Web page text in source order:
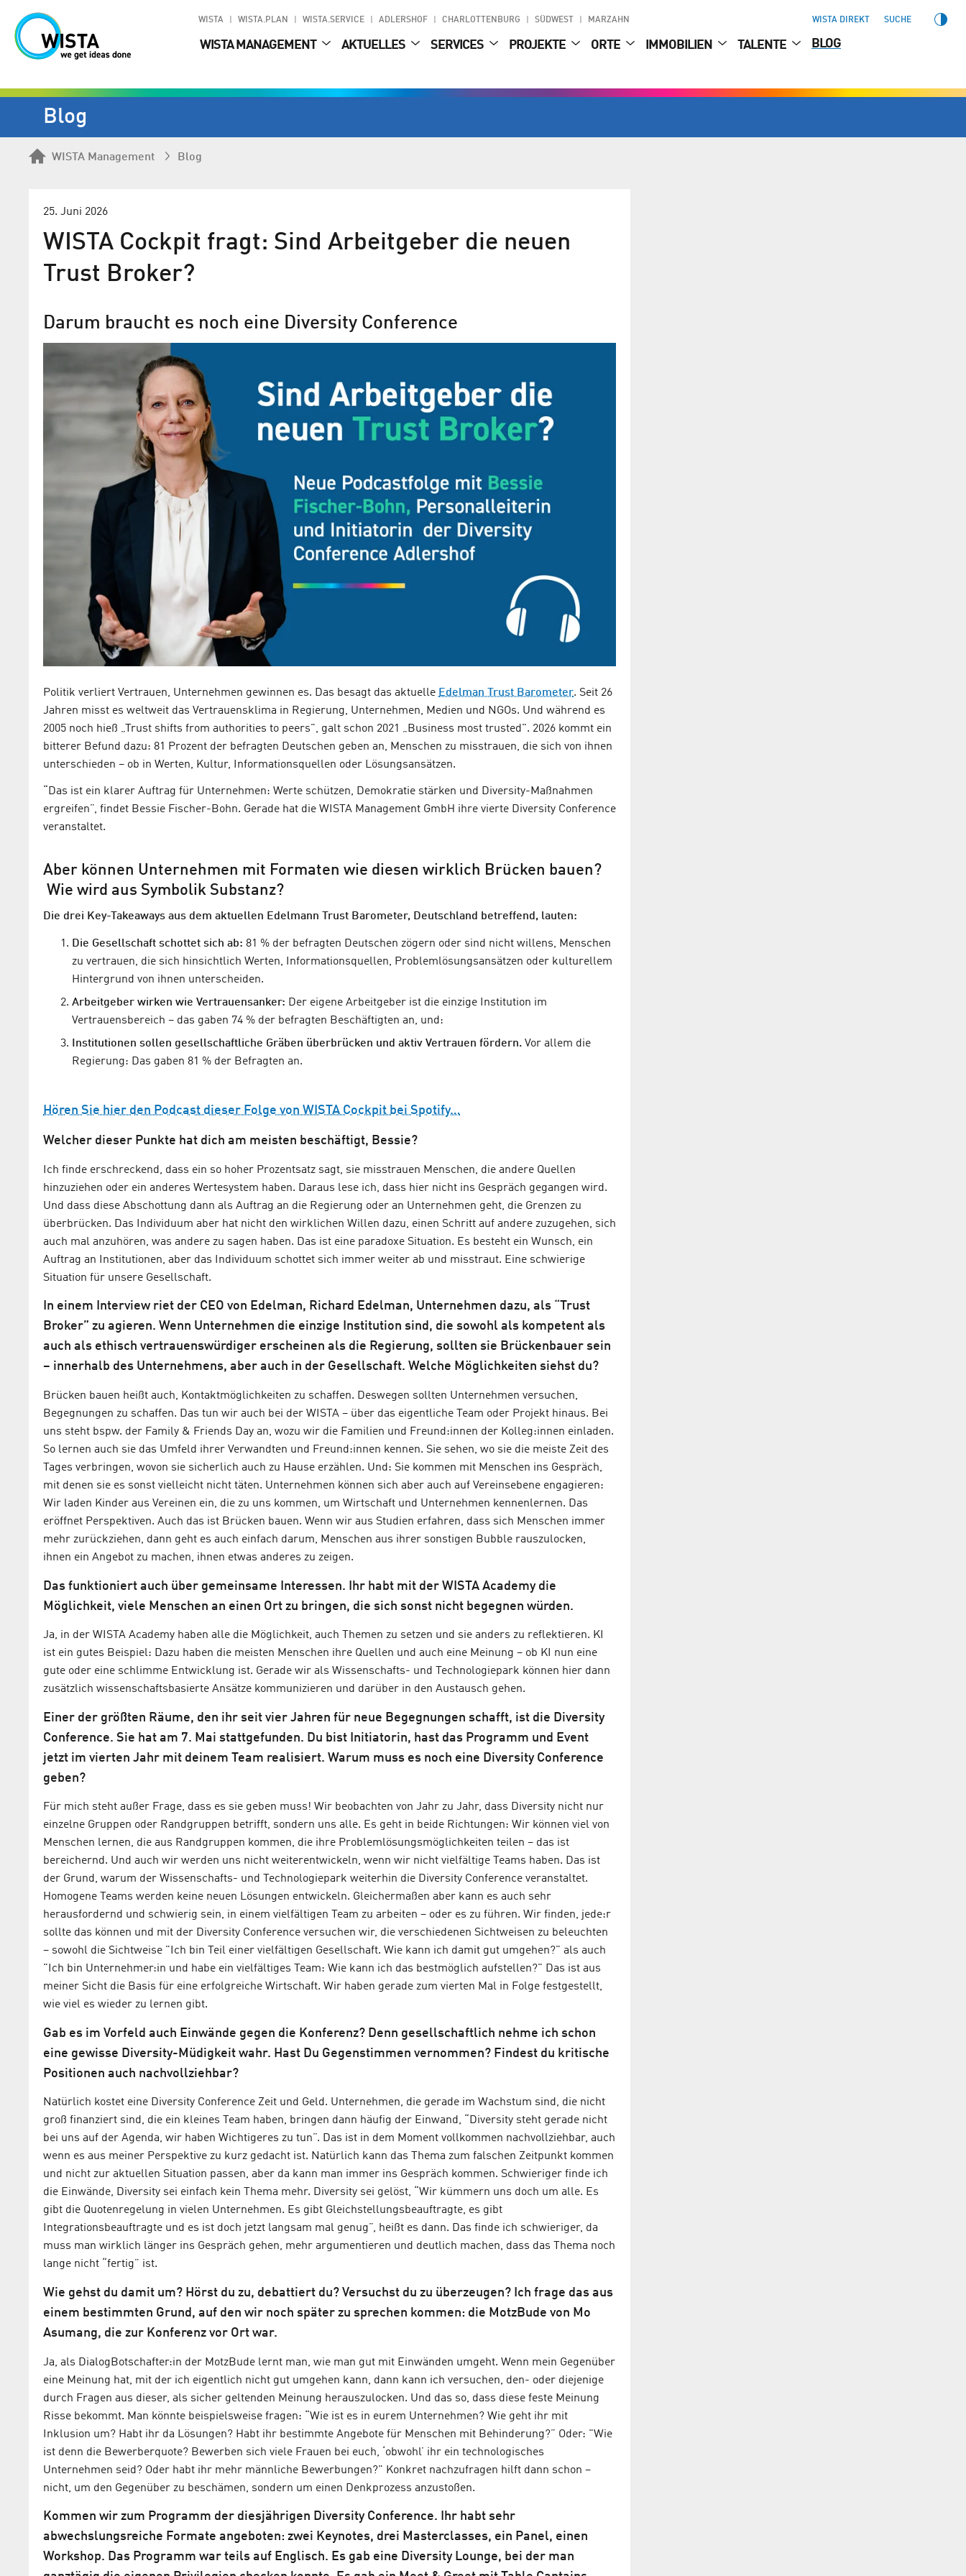
WISTA WISTA.PLAN WISTA.SERVICE ADLERSHOF CHARLOTTENBURG SÜDWEST MARZAHN WISTA DIREKT SUCHE
WISTA MANAGEMENT AKTUELLES SERVICES PROJEKTE ORTE IMMOBILIEN TALENTE BLOG
Blog
WISTA Management Blog
25. Juni 2026
WISTA Cockpit fragt: Sind Arbeitgeber die neuen
Trust Broker?
Darum braucht es noch eine Diversity Conference
Politik verliert Vertrauen, Unternehmen gewinnen es. Das besagt das aktuelle Edelman Trust Barometer. Seit 26
Jahren misst es weltweit das Vertrauensklima in Regierung, Unternehmen, Medien und NGOs. Und während es
2005 noch hieß „Trust shifts from authorities to peers", galt schon 2021 „Business most trusted". 2026 kommt ein
bitterer Befund dazu: 81 Prozent der befragten Deutschen geben an, Menschen zu misstrauen, die sich von ihnen
unterschieden – ob in Werten, Kultur, Informationsquellen oder Lösungsansätzen.
“Das ist ein klarer Auftrag für Unternehmen: Werte schützen, Demokratie stärken und Diversity-Maßnahmen
ergreifen”, findet Bessie Fischer-Bohn. Gerade hat die WISTA Management GmbH ihre vierte Diversity Conference
veranstaltet.
Aber können Unternehmen mit Formaten wie diesen wirklich Brücken bauen?
Wie wird aus Symbolik Substanz?
Die drei Key-Takeaways aus dem aktuellen Edelmann Trust Barometer, Deutschland betreffend, lauten:
Die Gesellschaft schottet sich ab: 81 % der befragten Deutschen zögern oder sind nicht willens, Menschen
zu vertrauen, die sich hinsichtlich Werten, Informationsquellen, Problemlösungsansätzen oder kulturellem
Hintergrund von ihnen unterscheiden.
Arbeitgeber wirken wie Vertrauensanker: Der eigene Arbeitgeber ist die einzige Institution im
Vertrauensbereich – das gaben 74 % der befragten Beschäftigten an, und:
Institutionen sollen gesellschaftliche Gräben überbrücken und aktiv Vertrauen fördern. Vor allem die
Regierung: Das gaben 81 % der Befragten an.
Hören Sie hier den Podcast dieser Folge von WISTA Cockpit bei Spotify…
Welcher dieser Punkte hat dich am meisten beschäftigt, Bessie?
Ich finde erschreckend, dass ein so hoher Prozentsatz sagt, sie misstrauen Menschen, die andere Quellen
hinzuziehen oder ein anderes Wertesystem haben. Daraus lese ich, dass hier nicht ins Gespräch gegangen wird.
Und dass diese Abschottung dann als Auftrag an die Regierung oder an Unternehmen geht, die Grenzen zu
überbrücken. Das Individuum aber hat nicht den wirklichen Willen dazu, einen Schritt auf andere zuzugehen, sich
auch mal anzuhören, was andere zu sagen haben. Das ist eine paradoxe Situation. Es besteht ein Wunsch, ein
Auftrag an Institutionen, aber das Individuum schottet sich immer weiter ab und misstraut. Eine schwierige
Situation für unsere Gesellschaft.
In einem Interview riet der CEO von Edelman, Richard Edelman, Unternehmen dazu, als “Trust
Broker” zu agieren. Wenn Unternehmen die einzige Institution sind, die sowohl als kompetent als
auch als ethisch vertrauenswürdiger erscheinen als die Regierung, sollten sie Brückenbauer sein
– innerhalb des Unternehmens, aber auch in der Gesellschaft. Welche Möglichkeiten siehst du?
Brücken bauen heißt auch, Kontaktmöglichkeiten zu schaffen. Deswegen sollten Unternehmen versuchen,
Begegnungen zu schaffen. Das tun wir auch bei der WISTA – über das eigentliche Team oder Projekt hinaus. Bei
uns steht bspw. der Family & Friends Day an, wozu wir die Familien und Freund:innen der Kolleg:innen einladen.
So lernen auch sie das Umfeld ihrer Verwandten und Freund:innen kennen. Sie sehen, wo sie die meiste Zeit des
Tages verbringen, wovon sie sicherlich auch zu Hause erzählen. Und: Sie kommen mit Menschen ins Gespräch,
mit denen sie es sonst vielleicht nicht täten. Unternehmen können sich aber auch auf Vereinsebene engagieren:
Wir laden Kinder aus Vereinen ein, die zu uns kommen, um Wirtschaft und Unternehmen kennenlernen. Das
eröffnet Perspektiven. Auch das ist Brücken bauen. Wenn wir aus Studien erfahren, dass sich Menschen immer
mehr zurückziehen, dann geht es auch einfach darum, Menschen aus ihrer sonstigen Bubble rauszulocken,
ihnen ein Angebot zu machen, ihnen etwas anderes zu zeigen.
Das funktioniert auch über gemeinsame Interessen. Ihr habt mit der WISTA Academy die
Möglichkeit, viele Menschen an einen Ort zu bringen, die sich sonst nicht begegnen würden.
Ja, in der WISTA Academy haben alle die Möglichkeit, auch Themen zu setzen und sie anders zu reflektieren. KI
ist ein gutes Beispiel: Dazu haben die meisten Menschen ihre Quellen und auch eine Meinung – ob KI nun eine
gute oder eine schlimme Entwicklung ist. Gerade wir als Wissenschafts- und Technologiepark können hier dann
zusätzlich wissenschaftsbasierte Ansätze kommunizieren und darüber in den Austausch gehen.
Einer der größten Räume, den ihr seit vier Jahren für neue Begegnungen schafft, ist die Diversity
Conference. Sie hat am 7. Mai stattgefunden. Du bist Initiatorin, hast das Programm und Event
jetzt im vierten Jahr mit deinem Team realisiert. Warum muss es noch eine Diversity Conference
geben?
Für mich steht außer Frage, dass es sie geben muss! Wir beobachten von Jahr zu Jahr, dass Diversity nicht nur
einzelne Gruppen oder Randgruppen betrifft, sondern uns alle. Es geht in beide Richtungen: Wir können viel von
Menschen lernen, die aus Randgruppen kommen, die ihre Problemlösungsmöglichkeiten teilen – das ist
bereichernd. Und auch wir werden uns nicht weiterentwickeln, wenn wir nicht vielfältige Teams haben. Das ist
der Grund, warum der Wissenschafts- und Technologiepark weiterhin die Diversity Conference veranstaltet.
Homogene Teams werden keine neuen Lösungen entwickeln. Gleichermaßen aber kann es auch sehr
herausfordernd und schwierig sein, in einem vielfältigen Team zu arbeiten – oder es zu führen. Wir finden, jede:r
sollte das können und mit der Diversity Conference versuchen wir, die verschiedenen Sichtweisen zu beleuchten
– sowohl die Sichtweise "Ich bin Teil einer vielfältigen Gesellschaft. Wie kann ich damit gut umgehen?" als auch
"Ich bin Unternehmer:in und habe ein vielfältiges Team: Wie kann ich das bestmöglich aufstellen?" Das ist aus
meiner Sicht die Basis für eine erfolgreiche Wirtschaft. Wir haben gerade zum vierten Mal in Folge festgestellt,
wie viel es wieder zu lernen gibt.
Gab es im Vorfeld auch Einwände gegen die Konferenz? Denn gesellschaftlich nehme ich schon
eine gewisse Diversity-Müdigkeit wahr. Hast Du Gegenstimmen vernommen? Findest du kritische
Positionen auch nachvollziehbar?
Natürlich kostet eine Diversity Conference Zeit und Geld. Unternehmen, die gerade im Wachstum sind, die nicht
groß finanziert sind, die ein kleines Team haben, bringen dann häufig der Einwand, “Diversity steht gerade nicht
bei uns auf der Agenda, wir haben Wichtigeres zu tun”. Das ist in dem Moment vollkommen nachvollziehbar, auch
wenn es aus meiner Perspektive zu kurz gedacht ist. Natürlich kann das Thema zum falschen Zeitpunkt kommen
und nicht zur aktuellen Situation passen, aber da kann man immer ins Gespräch kommen. Schwieriger finde ich
die Einwände, Diversity sei einfach kein Thema mehr. Diversity sei gelöst, “Wir kümmern uns doch um alle. Es
gibt die Quotenregelung in vielen Unternehmen. Es gibt Gleichstellungsbeauftragte, es gibt
Integrationsbeauftragte und es ist doch jetzt langsam mal genug”, heißt es dann. Das finde ich schwieriger, da
muss man wirklich länger ins Gespräch gehen, mehr argumentieren und deutlich machen, dass das Thema noch
lange nicht “fertig” ist.
Wie gehst du damit um? Hörst du zu, debattiert du? Versuchst du zu überzeugen? Ich frage das aus
einem bestimmten Grund, auf den wir noch später zu sprechen kommen: die MotzBude von Mo
Asumang, die zur Konferenz vor Ort war.
Ja, als DialogBotschafter:in der MotzBude lernt man, wie man gut mit Einwänden umgeht. Wenn mein Gegenüber
eine Meinung hat, mit der ich eigentlich nicht gut umgehen kann, dann kann ich versuchen, den- oder diejenige
durch Fragen aus dieser, als sicher geltenden Meinung herauszulocken. Und das so, dass diese feste Meinung
Risse bekommt. Man könnte beispielsweise fragen: “Wie ist es in eurem Unternehmen? Wie geht ihr mit
Inklusion um? Habt ihr da Lösungen? Habt ihr bestimmte Angebote für Menschen mit Behinderung?” Oder: "Wie
ist denn die Bewerberquote? Bewerben sich viele Frauen bei euch, ‘obwohl’ ihr ein technologisches
Unternehmen seid? Oder habt ihr mehr männliche Bewerbungen?" Konkret nachzufragen hilft dann schon –
nicht, um den Gegenüber zu beschämen, sondern um einen Denkprozess anzustoßen.
Kommen wir zum Programm der diesjährigen Diversity Conference. Ihr habt sehr
abwechslungsreiche Formate angeboten: zwei Keynotes, drei Masterclasses, ein Panel, einen
Workshop. Das Programm war teils auf Englisch. Es gab eine Diversity Lounge, bei der man